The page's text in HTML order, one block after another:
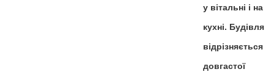
у вітальні і на
кухні. Будівля
відрізняється
довгастої